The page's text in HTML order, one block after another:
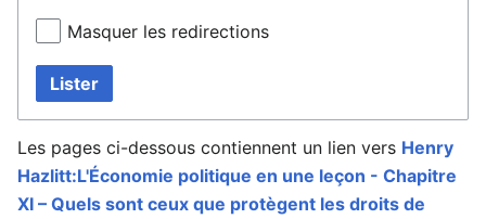
Masquer les redirections
Lister
Les pages ci-dessous contiennent un lien vers Henry
Hazlitt:L'Économie politique en une leçon - Chapitre
XI – Quels sont ceux que protègent les droits de